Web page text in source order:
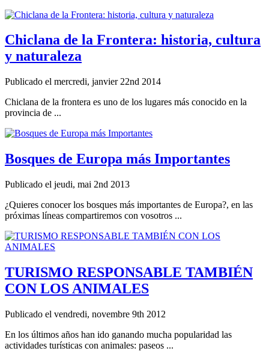
Chiclana de la Frontera: historia, cultura
y naturaleza
Publicado el mercredi, janvier 22nd 2014
Chiclana de la frontera es uno de los lugares más conocido en la
provincia de ...
Bosques de Europa más Importantes
Publicado el jeudi, mai 2nd 2013
¿Quieres conocer los bosques más importantes de Europa?, en las
próximas líneas compartiremos con vosotros ...
TURISMO RESPONSABLE TAMBIÉN
CON LOS ANIMALES
Publicado el vendredi, novembre 9th 2012
En los últimos años han ido ganando mucha popularidad las
actividades turísticas con animales: paseos ...